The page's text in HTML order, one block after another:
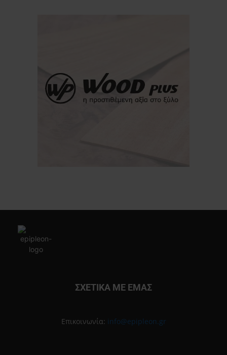
ΣΧΕΤΙΚΑ ΜΕ ΕΜΑΣ
Επικοινωνία: info@epipleon.gr